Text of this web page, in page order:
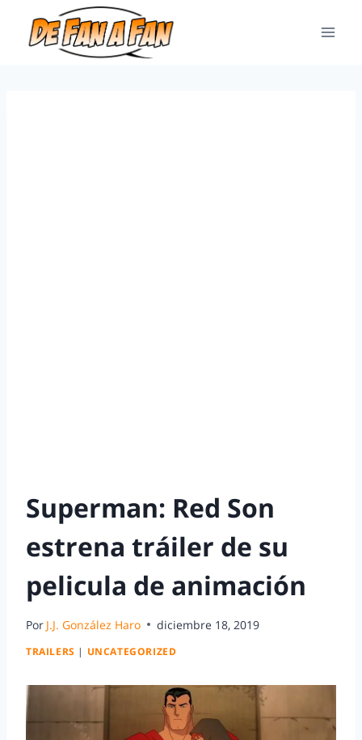
Superman: Red Son
estrena tráiler de su
pelicula de animación
Por J.J. González Haro diciembre 18, 2019
TRAILERS | UNCATEGORIZED